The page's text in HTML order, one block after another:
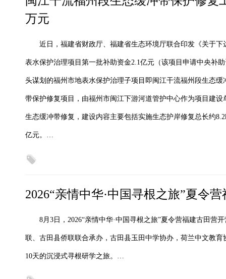
万元
近日，福建省财政厅、福建省生态环境厅联合印发《关于
表水保护治理项目第一批补助资金2.1亿元（该项目申请中央补
头谋划的福州市地表水保护治理子项目即闽江干流福州段生态
带保护修复项目，由福州市闽江下游河道管护中心作为项目建
生态缓冲带修复，建设内容主要包括实施生态护岸修复总长约
亿元。…
2026“亲情中华·中国寻根之旅”夏令
8月3日，2026“亲情中华·中国寻根之旅”夏令营福建古田营
联、古田县侨联联合承办，古田县玉田中学协办，荷兰中文教
10天的沉浸式寻根研学之旅。…